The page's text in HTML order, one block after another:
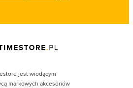
jest wiodącym
markowych akcesoriów